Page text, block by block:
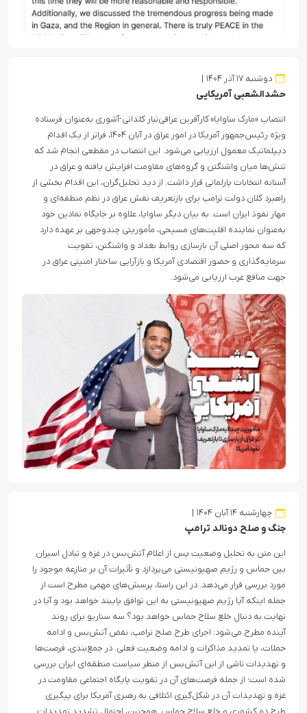
دوشنبه ۱۷ آذر ۱۴۰۴
حشدالشعبی آمریکایی
انتصاب «مارک ساوایا» کارآفرین عراقی‌تبار کلدانی-آشوری به‌عنوان فرستاده
ویژه رئیس‌جمهور آمریکا در امور عراق در آبان ۱۴۰۴، فراتر از یک اقدام
دیپلماتیک معمول ارزیابی می‌شود. این انتصاب در مقطعی انجام شد که
تنش‌ها میان واشنگتن و گروه‌های مقاومت افزایش یافته و عراق در
آستانه انتخابات پارلمانی قرار داشت. از دید تحلیل‌گران، این اقدام بخشی از
راهبرد کلان دولت ترامپ برای بازتعریف نقش عراق در نظم منطقه‌ای و
مهار نفوذ ایران است. به بیان دیگر ساوایا، علاوه بر جایگاه نمادین خود
به‌عنوان نماینده اقلیت‌های مسیحی، مأموریتی چندوجهی بر عهده دارد
که سه محور اصلی آن بازسازی روابط بغداد و واشنگتن، تقویت
سرمایه‌گذاری و حضور اقتصادی آمریکا و بازآرایی ساختار امنیتی عراق در
جهت منافع غرب ارزیابی می‌شود.
چهارشنبه ۱۴ آبان ۱۴۰۴
جنگ و صلح دونالد ترامپ
این متن به تحلیل وضعیت پس از اعلام آتش‌بس در غزه و تبادل اسیران
بین حماس و رژیم صهیونیستی می‌پردازد و تأثیرات آن بر منازعه موجود را
مورد بررسی قرار می‌دهد. در این راستا، پرسش‌های مهمی مطرح است از
جمله اینکه آیا رژیم صهیونیستی به این توافق پایبند خواهد بود و آیا در
نهایت به دنبال خلع سلاح حماس خواهد بود؟ سه سناریو برای روند
آینده مطرح می‌شود: اجرای طرح صلح ترامپ، نقض آتش‌بس و ادامه
حملات، یا تمدید مذاکرات و ادامه وضعیت فعلی. در جمع‌بندی، فرصت‌ها
و تهدیدات ناشی از این آتش‌بس از منظر سیاست منطقه‌ای ایران بررسی
شده است؛ از جمله فرصت‌های آن در تقویت پایگاه اجتماعی مقاومت در
غزه و تهدیدات آن در شکل‌گیری ائتلافی به رهبری آمریکا برای پیگیری